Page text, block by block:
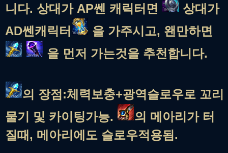
니다. 상대가 AP쎈 캐릭터면
상대가
AD쎈캐릭터
을 가주시고, 왠만하면
을 먼저 가는것을 추천합니다.
의 장점:체력보충+광역슬로우로 꼬리
물기 및 카이팅가능.
의 메아리가 터
질때, 메아리에도 슬로우적용됨.